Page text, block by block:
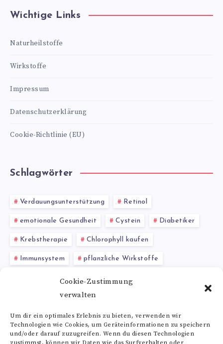
Cookie-Zustimmung
verwalten
Um dir ein optimales Erlebnis zu bieten, verwenden wir
Technologien wie Cookies, um Geräteinformationen zu speichern
und/oder darauf zuzugreifen. Wenn du diesen Technologien
Wichtige Links
Naturheilstoffe
Wirkstoffe
Impressum
Datenschutzerklärung
Cookie-Richtlinie (EU)
Schlagwörter
Verdauungsunterstützung Retinol
emotionale Gesundheit Cystein Diabetiker
Krebstherapie Chlorophyll kaufen
Immunsystem pflanzliche Wirkstoffe
Baobab Pulver
TCM (Traditionelle Chinesische Medizin)
Alle Schlagwörter